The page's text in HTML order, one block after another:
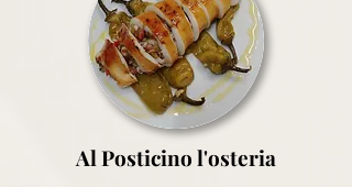
Al Posticino l'osteria